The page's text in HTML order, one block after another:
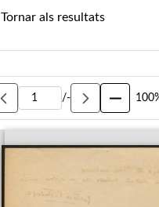
Tornar als resultats
/-